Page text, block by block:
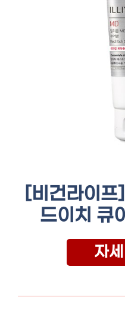
[비건라이프
드이치 큐
자